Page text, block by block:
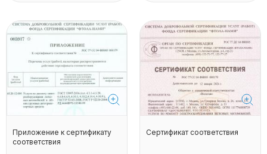
Приложение к сертификату
соответствия
Сертификат соответствия